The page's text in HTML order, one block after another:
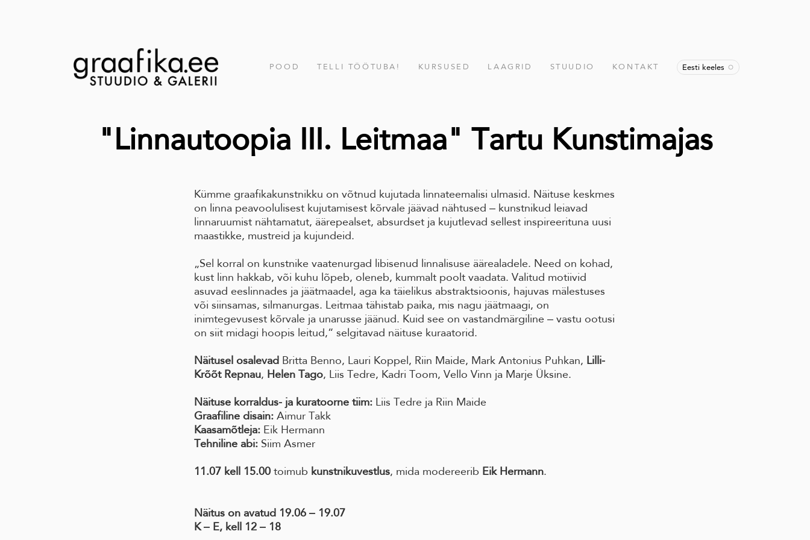
POOD TELLI TÖÖTUBA! KURSUSED LAAGRID STUUDIO KONTAKT Eesti keeles
"Linnautoopia III. Leitmaa" Tartu Kunstimajas
Kümme graafikakunstnikku on võtnud kujutada linnateemalisi ulmasid. Näituse keskmes
on linna peavoolulisest kujutamisest kõrvale jäävad nähtused ‒ kunstnikud leiavad
linnaruumist nähtamatut, äärepealset, absurdset ja kujutlevad sellest inspireerituna uusi
maastikke, mustreid ja kujundeid.
„Sel korral on kunstnike vaatenurgad libisenud linnalisuse äärealadele. Need on kohad,
kust linn hakkab, või kuhu lõpeb, oleneb, kummalt poolt vaadata. Valitud motiivid
asuvad eeslinnades ja jäätmaadel, aga ka täielikus abstraktsioonis, hajuvas mälestuses
või siinsamas, silmanurgas. Leitmaa tähistab paika, mis nagu jäätmaagi, on
inimtegevusest kõrvale ja unarusse jäänud. Kuid see on vastandmärgiline ‒ vastu ootusi
on siit midagi hoopis leitud,“ selgitavad näituse kuraatorid.
Näitusel osalevad Britta Benno, Lauri Koppel, Riin Maide, Mark Antonius Puhkan, Lilli-
Krõõt Repnau, Helen Tago, Liis Tedre, Kadri Toom, Vello Vinn ja Marje Üksine.
Näituse korraldus- ja kuratoorne tiim: Liis Tedre ja Riin Maide
Graafiline disain: Aimur Takk
Kaasamõtleja: Eik Hermann
Tehniline abi: Siim Asmer
11.07 kell 15.00 toimub kunstnikuvestlus, mida modereerib Eik Hermann.
Näitus on avatud 19.06 ‒ 19.07
K ‒ E, kell 12 ‒ 18